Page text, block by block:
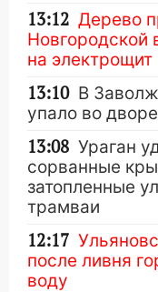
13:12 Дерево
Новгородской
на электрощит
13:10 В
упало во дворе
13:08 Ураган
сорванные
затопленные
трамваи
12:17
после ливня
воду